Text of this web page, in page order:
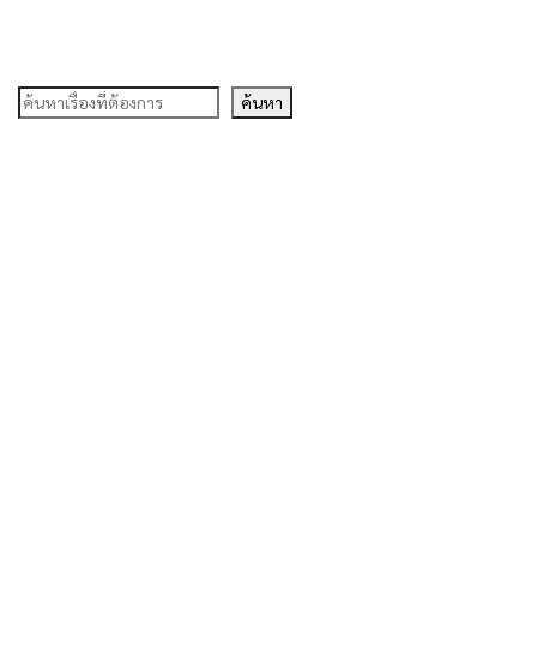
ค้นหา ค้นหา